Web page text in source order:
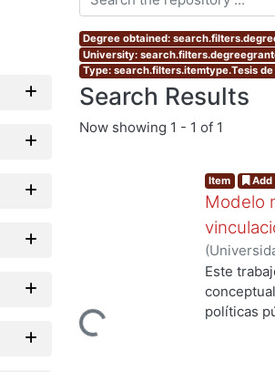
Degree obtained:
University:
Type: search.filters.itemtype.Tesis
Search Results
Now showing 1 - 1 of 1
Loading...
Item Add
Modelo
(
de
Este
políticas